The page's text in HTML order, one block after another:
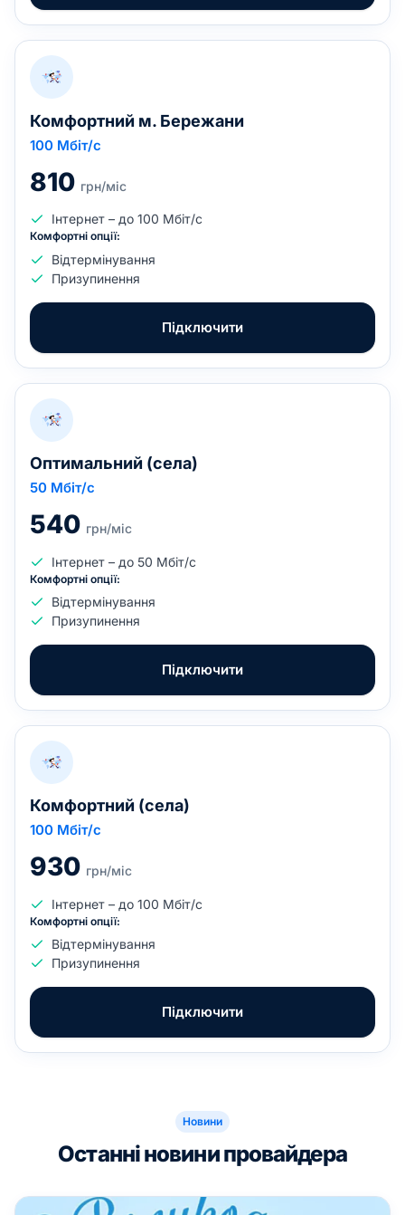
Комфортний м. Бережани
100 Мбіт/с
810 грн/міс
Інтернет – до 100 Мбіт/с
Комфортні опції:
Відтермінування
Призупинення
Підключити
Оптимальний (села)
50 Мбіт/с
540 грн/міс
Інтернет – до 50 Мбіт/с
Комфортні опції:
Відтермінування
Призупинення
Підключити
Комфортний (села)
100 Мбіт/с
930 грн/міс
Інтернет – до 100 Мбіт/с
Комфортні опції:
Відтермінування
Призупинення
Підключити
Новини
Останні новини провайдера